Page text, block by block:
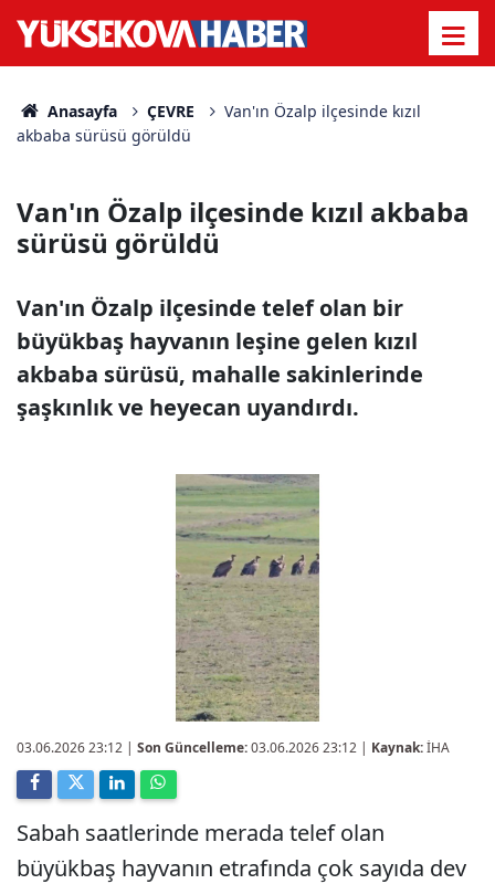
Anasayfa ÇEVRE
Van'ın Özalp ilçesinde kızıl
akbaba sürüsü görüldü
Van'ın Özalp ilçesinde kızıl akbaba
sürüsü görüldü
Van'ın Özalp ilçesinde telef olan bir
büyükbaş hayvanın leşine gelen kızıl
akbaba sürüsü, mahalle sakinlerinde
şaşkınlık ve heyecan uyandırdı.
03.06.2026 23:12 | Son Güncelleme:03.06.2026 23:12 | Kaynak:İHA
Sabah saatlerinde merada telef olan
büyükbaş hayvanın etrafında çok sayıda dev